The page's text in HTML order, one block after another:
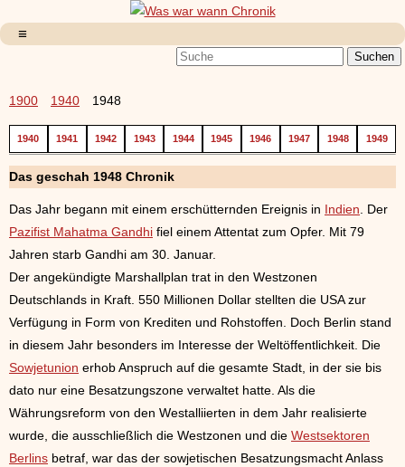
1900 1940 1948
1940 1941 1942 1943 1944 1945 1946 1947 1948 1949
Das geschah 1948 Chronik
Das Jahr begann mit einem erschütternden Ereignis in Indien. Der
Pazifist Mahatma Gandhi fiel einem Attentat zum Opfer. Mit 79
Jahren starb Gandhi am 30. Januar.
Der angekündigte Marshallplan trat in den Westzonen
Deutschlands in Kraft. 550 Millionen Dollar stellten die USA zur
Verfügung in Form von Krediten und Rohstoffen. Doch Berlin stand
in diesem Jahr besonders im Interesse der Weltöffentlichkeit. Die
Sowjetunion erhob Anspruch auf die gesamte Stadt, in der sie bis
dato nur eine Besatzungszone verwaltet hatte. Als die
Währungsreform von den Westalliierten in dem Jahr realisierte
wurde, die ausschließlich die Westzonen und die Westsektoren
Berlins betraf, war das der sowjetischen Besatzungsmacht Anlass